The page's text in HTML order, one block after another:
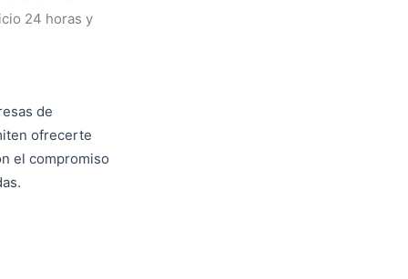
24 horas y
de
ofrecerte
el compromiso